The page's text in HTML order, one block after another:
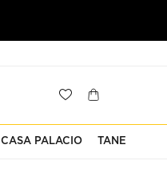
CASA PALACIO TANE